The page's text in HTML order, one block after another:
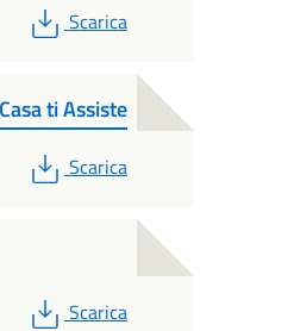
PDF
Scarica
ti Assiste
PDF
Scarica
PDF
Scarica